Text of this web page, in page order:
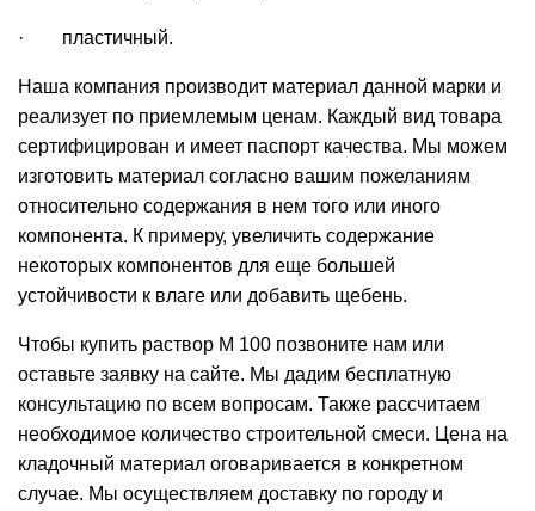
· пластичный.
Наша компания производит материал данной марки и
реализует по приемлемым ценам. Каждый вид товара
сертифицирован и имеет паспорт качества. Мы можем
изготовить материал согласно вашим пожеланиям
относительно содержания в нем того или иного
компонента. К примеру, увеличить содержание
некоторых компонентов для еще большей
устойчивости к влаге или добавить щебень.
Чтобы купить раствор М 100 позвоните нам или
оставьте заявку на сайте. Мы дадим бесплатную
консультацию по всем вопросам. Также рассчитаем
необходимое количество строительной смеси. Цена на
кладочный материал оговаривается в конкретном
случае. Мы осуществляем доставку по городу и